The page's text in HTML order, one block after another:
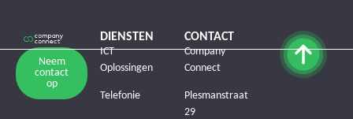
Neem
contact
op
DIENSTEN
ICT
Oplossingen
Telefonie
CONTACT
Company
Connect
Plesmanstraat
29